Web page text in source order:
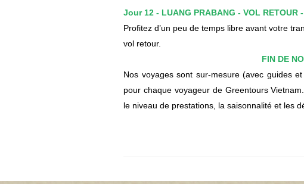
Jour 12 - LUANG PRABANG - VOL RETOUR
Profitez d’un peu de temps libre avant votre
vol retour.
FIN DE
Nos voyages sont sur-mesure (avec guides
pour chaque voyageur de Greentours
le niveau de prestations, la saisonnalité et les